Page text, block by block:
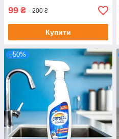
99 ₴ 200 ₴
Купити
–50%